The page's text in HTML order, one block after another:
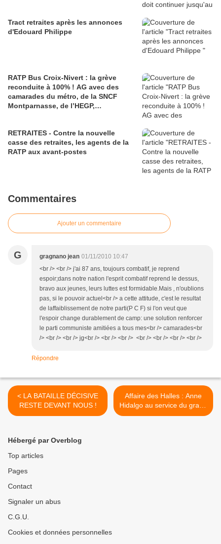
Tract retraites après les annonces
d'Edouard Philippe
RATP Bus Croix-Nivert : la grève
reconduite à 100% ! AG avec des
camarades du métro, de la SNCF
Montparnasse, de l’HEGP,…
RETRAITES - Contre la nouvelle
casse des retraites, les agents de la
RATP aux avant-postes
Commentaires
Ajouter un commentaire
G gragnano jean 01/11/2010 10:47
<br /> <br /> j'ai 87 ans, toujours combatif, je reprend
espoir;dans notre nation l'esprit combatif reprend le dessus,
bravo aux jeunes, leurs luttes est formidable.Mais , n'oublions
pas, si le pouvoir actuel<br /> a cette attitude, c'est le resultat
de laffaiblissement de notre parti(P C F) si l'on veut que
l'espoir change durablement de camp: une solution renforcer
le parti communiste amitiées a tous mes<br /> camarades<br
/> <br /> <br /> jg<br /> <br /> <br /> <br /> <br /> <br /> <br />
Répondre
< LA BATAILLE DÉCISIVE
RESTE DEVANT NOUS !
Affaire des Halles : Anne
Hidalgo au service du grand
capital ? >
Hébergé par Overblog
Top articles
Pages
Contact
Signaler un abus
C.G.U.
Cookies et données personnelles